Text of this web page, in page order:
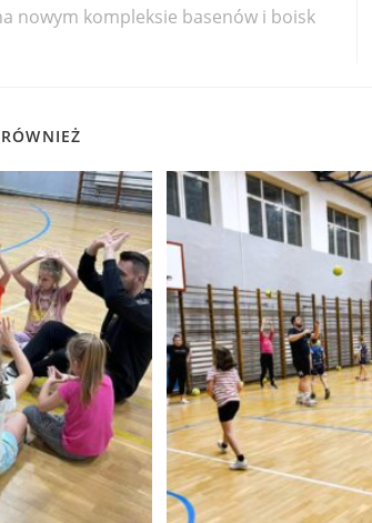
nowym kompleksie basenów i boisk